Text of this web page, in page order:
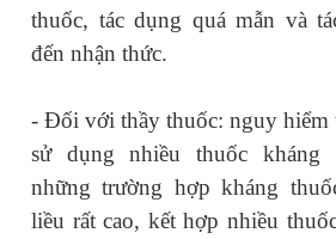
thuốc, tác dụng quá mẫn và
đến nhận thức.
- Đối với thầy thuốc: nguy hiểm
sử dụng nhiều thuốc kháng
những trường hợp kháng
liều rất cao, kết hợp nhiều